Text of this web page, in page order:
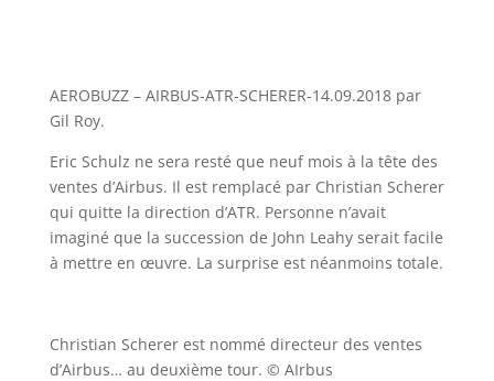
AEROBUZZ – AIRBUS-ATR-SCHERER-14.09.2018 par
Gil Roy.
Eric Schulz ne sera resté que neuf mois à la tête des
ventes d’Airbus. Il est remplacé par Christian Scherer
qui quitte la direction d’ATR. Personne n’avait
imaginé que la succession de John Leahy serait facile
à mettre en œuvre. La surprise est néanmoins totale.
Christian Scherer est nommé directeur des ventes
d’Airbus… au deuxième tour. © AIrbus